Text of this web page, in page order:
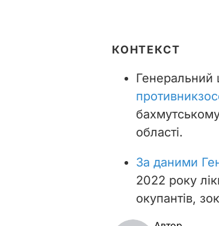
КОНТЕКСТ
Генеральний
противник
області.
За даними
2022 року
окупантів,